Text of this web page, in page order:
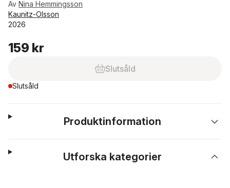
Av Nina Hemmingsson
Kaunitz-Olsson
2026
159 kr
Slutsåld
Slutsåld
Produktinformation
Utforska kategorier